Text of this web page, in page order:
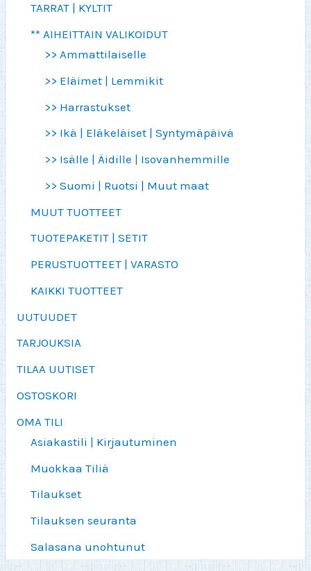
TARRAT | KYLTIT
** AIHEITTAIN VALIKOIDUT
>> Ammattilaiselle
>> Eläimet | Lemmikit
>> Harrastukset
>> Ikä | Eläkeläiset | Syntymäpäivä
>> Isälle | Äidille | Isovanhemmille
>> Suomi | Ruotsi | Muut maat
MUUT TUOTTEET
TUOTEPAKETIT | SETIT
PERUSTUOTTEET | VARASTO
KAIKKI TUOTTEET
UUTUUDET
TARJOUKSIA
TILAA UUTISET
OSTOSKORI
OMA TILI
Asiakastili | Kirjautuminen
Muokkaa Tiliä
Tilaukset
Tilauksen seuranta
Salasana unohtunut